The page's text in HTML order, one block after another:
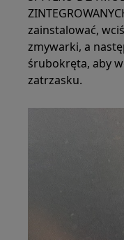
zainstalować,
zmywarki, a
śrubokręta, aby
zatrzasku.